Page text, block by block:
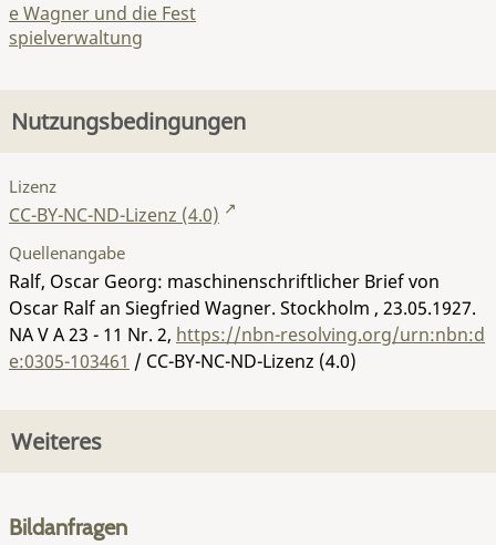
e Wagner und die Fest
spielverwaltung
Nutzungsbedingungen
Lizenz
CC-BY-NC-ND-Lizenz (4.0)
Quellenangabe
Ralf, Oscar Georg: maschinenschriftlicher Brief von
Oscar Ralf an Siegfried Wagner. Stockholm , 23.05.1927.
NA V A 23 - 11 Nr. 2, https://nbn-resolving.org/urn:nbn:d
e:0305-103461 / CC-BY-NC-ND-Lizenz (4.0)
Weiteres
Bildanfragen